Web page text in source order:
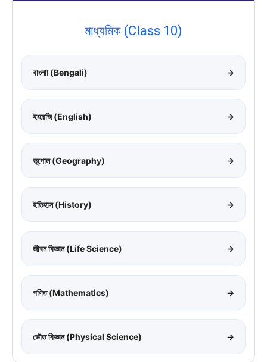
মাধ্যমিক (Class 10)
বাংলাা (Bengali) →
ইংরেজি (English) →
ভূগোল (Geography) →
ইতিহাস (History) →
জীবন বিজ্ঞান (Life Science) →
গণিত (Mathematics) →
ভৌত বিজ্ঞান (Physical Science) →